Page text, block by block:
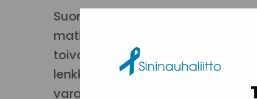
Suomalainen köyhyys on
matkasta. Köyhyys on
toivottomuutta tulevaisuudesta.
lenkkimakkaraa ja makaronia.
varaa hankkia urheiluvälineitä